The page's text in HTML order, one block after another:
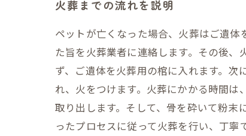
火葬までの流れを説明
ペットが亡くなった場合、火葬はご遺
た旨を火葬業者に連絡します。その後
ず、ご遺体を火葬用の棺に入れます。
れ、火をつけます。火葬にかかる時間
取り出します。そして、骨を砕いて粉末
ったプロセスに従って火葬を行い、丁